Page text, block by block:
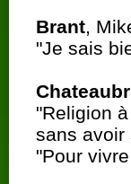
Brant,
"Je sais
"Religion
sans avoir
"Pour